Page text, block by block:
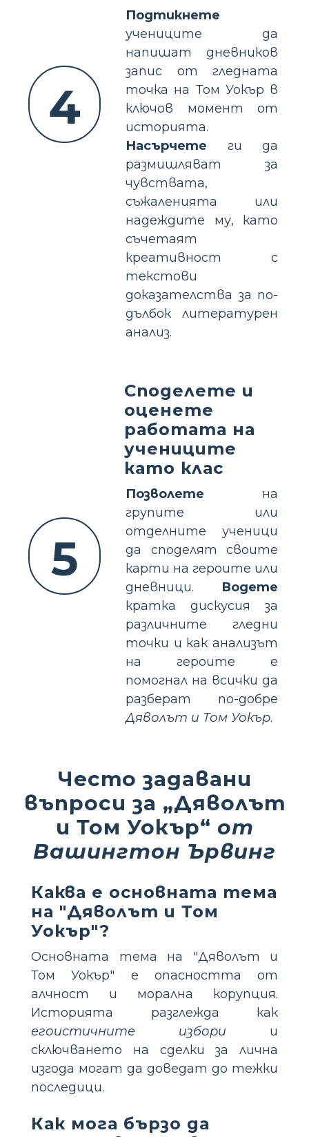
4
Подтикнете
учениците да
напишат дневников
запис от гледната
точка на Том Уокър в
ключов момент от
историята.
Насърчете ги да
размишляват за
чувствата,
съжаленията или
надеждите му, като
съчетаят
креативност с
текстови
доказателства за по-
дълбок литературен
анализ.
5
Споделете и
оценете
работата на
учениците
като клас
Позволете на
групите или
отделните ученици
да споделят своите
карти на героите или
дневници. Водете
кратка дискусия за
различните гледни
точки и как анализът
на героите е
помогнал на всички да
разберат по-добре
Дяволът и Том Уокър.
Често задавани
въпроси за „Дяволът
и Том Уокър“ от
Вашингтон Ървинг
Каква е основната тема
на "Дяволът и Том
Уокър"?
Основната тема на "Дяволът и
Том Уокър" е опасността от
алчност и морална корупция.
Историята разглежда как
егоистичните избори и
сключването на сделки за лична
изгода могат да доведат до тежки
последици.
Как мога бързо да